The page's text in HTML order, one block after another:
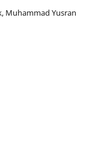
Muhammad Yusran